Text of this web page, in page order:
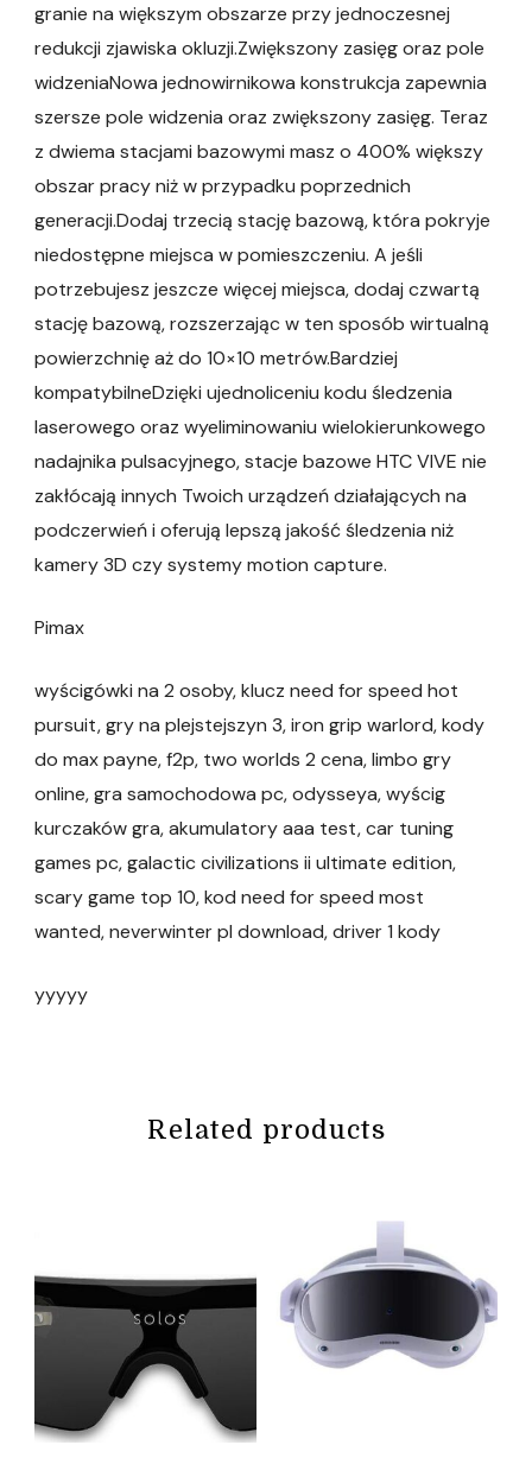
granie na większym obszarze przy jednoczesnej
redukcji zjawiska okluzji.Zwiększony zasięg oraz pole
widzeniaNowa jednowirnikowa konstrukcja zapewnia
szersze pole widzenia oraz zwiększony zasięg. Teraz
z dwiema stacjami bazowymi masz o 400% większy
obszar pracy niż w przypadku poprzednich
generacji.Dodaj trzecią stację bazową, która pokryje
niedostępne miejsca w pomieszczeniu. A jeśli
potrzebujesz jeszcze więcej miejsca, dodaj czwartą
stację bazową, rozszerzając w ten sposób wirtualną
powierzchnię aż do 10×10 metrów.Bardziej
kompatybilneDzięki ujednoliceniu kodu śledzenia
laserowego oraz wyeliminowaniu wielokierunkowego
nadajnika pulsacyjnego, stacje bazowe HTC VIVE nie
zakłócają innych Twoich urządzeń działających na
podczerwień i oferują lepszą jakość śledzenia niż
kamery 3D czy systemy motion capture.
Pimax
wyścigówki na 2 osoby, klucz need for speed hot
pursuit, gry na plejstejszyn 3, iron grip warlord, kody
do max payne, f2p, two worlds 2 cena, limbo gry
online, gra samochodowa pc, odysseya, wyścig
kurczaków gra, akumulatory aaa test, car tuning
games pc, galactic civilizations ii ultimate edition,
scary game top 10, kod need for speed most
wanted, neverwinter pl download, driver 1 kody
yyyyy
Related products